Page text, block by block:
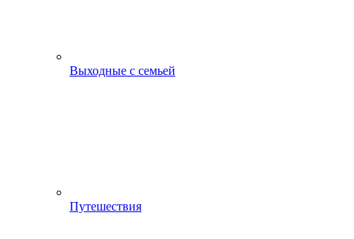
Выходные с семьей
Путешествия